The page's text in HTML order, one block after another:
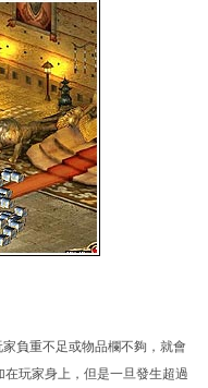
負重不足或物品欄不夠，就會
玩家身上，但是一旦發生超過